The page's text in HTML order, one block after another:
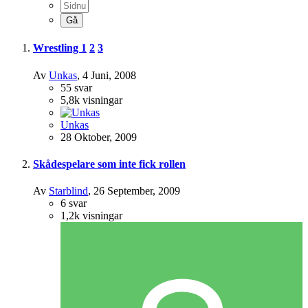
Wrestling 1 2 3
Av Unkas, 4 Juni, 2008
55 svar
5,8k visningar
Unkas
28 Oktober, 2009
Skådespelare som inte fick rollen
Av Starblind, 26 September, 2009
6 svar
1,2k visningar